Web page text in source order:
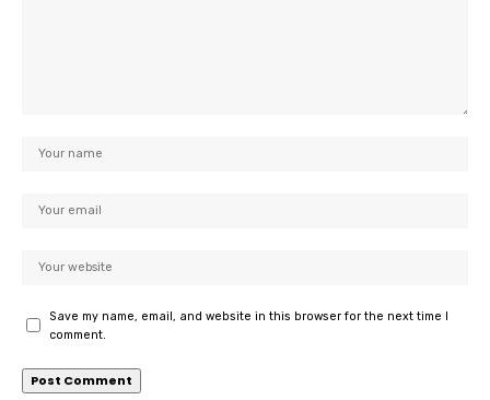
Save my name, email, and website in this browser for the next time I
comment.